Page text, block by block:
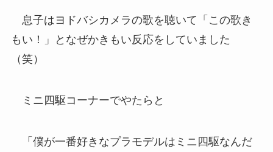
息子はヨドバシカメラの歌を聴いて「この歌き
もい！」となぜかきもい反応をしていました
（笑）
ミニ四駆コーナーでやたらと
「僕が一番好きなプラモデルはミニ四駆なんだ